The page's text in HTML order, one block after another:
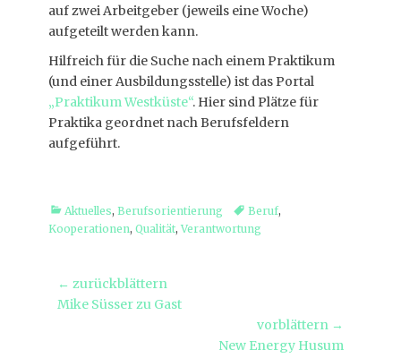
auf zwei Arbeitgeber (jeweils eine Woche)
aufgeteilt werden kann.
Hilfreich für die Suche nach einem Praktikum
(und einer Ausbildungsstelle) ist das Portal
„Praktikum Westküste“. Hier sind Plätze für
Praktika geordnet nach Berufsfeldern
aufgeführt.
Kategorien
Aktuelles, Berufsorientierung TagsBeruf,
Kooperationen, Qualität, Verantwortung
Beitragsnavigation
← zurückblättern
Vorheriger
Mike Süsser zu Gast
vorblättern →
New Energy Husum